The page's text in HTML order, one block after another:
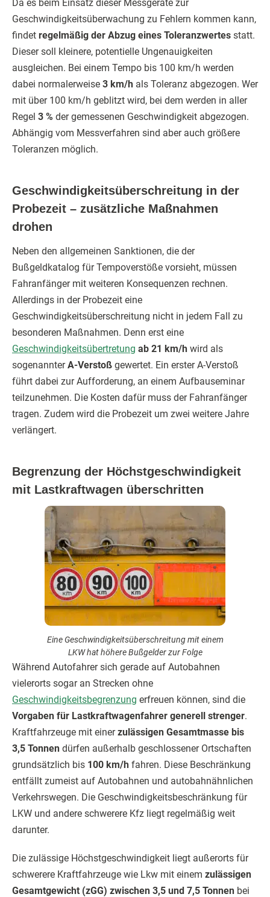
Da es beim Einsatz dieser Messgeräte zur
Geschwindigkeitsüberwachung zu Fehlern kommen kann,
findet regelmäßig der Abzug eines Toleranzwertes statt.
Dieser soll kleinere, potentielle Ungenauigkeiten
ausgleichen. Bei einem Tempo bis 100 km/h werden
dabei normalerweise 3 km/h als Toleranz abgezogen. Wer
mit über 100 km/h geblitzt wird, bei dem werden in aller
Regel 3 % der gemessenen Geschwindigkeit abgezogen.
Abhängig vom Messverfahren sind aber auch größere
Toleranzen möglich.
Geschwindigkeitsüberschreitung in der
Probezeit – zusätzliche Maßnahmen
drohen
Neben den allgemeinen Sanktionen, die der
Bußgeldkatalog für Tempoverstöße vorsieht, müssen
Fahranfänger mit weiteren Konsequenzen rechnen.
Allerdings in der Probezeit eine
Geschwindigkeitsüberschreitung nicht in jedem Fall zu
besonderen Maßnahmen. Denn erst eine
Geschwindigkeitsübertretung ab 21 km/h wird als
sogenannterA-Verstoß gewertet. Ein erster A-Verstoß
führt dabei zur Aufforderung, an einem Aufbauseminar
teilzunehmen. Die Kosten dafür muss der Fahranfänger
tragen. Zudem wird die Probezeit um zwei weitere Jahre
verlängert.
Begrenzung der Höchstgeschwindigkeit
mit Lastkraftwagen überschritten
Eine Geschwindigkeitsüberschreitung mit einem
LKW hat höhere Bußgelder zur Folge
Während Autofahrer sich gerade auf Autobahnen
vielerorts sogar an Strecken ohne
Geschwindigkeitsbegrenzung erfreuen können, sind die
Vorgaben für Lastkraftwagenfahrer generell strenger.
Kraftfahrzeuge mit einerzulässigen Gesamtmasse bis
3,5 Tonnen dürfen außerhalb geschlossener Ortschaften
grundsätzlich bis 100 km/h fahren. Diese Beschränkung
entfällt zumeist auf Autobahnen und autobahnähnlichen
Verkehrswegen. Die Geschwindigkeitsbeschränkung für
LKW und andere schwerere Kfz liegt regelmäßig weit
darunter.
Die zulässige Höchstgeschwindigkeit liegt außerorts für
schwerere Kraftfahrzeuge wie Lkw mit einem zulässigen
Gesamtgewicht (zGG) zwischen 3,5 und 7,5 Tonnen bei